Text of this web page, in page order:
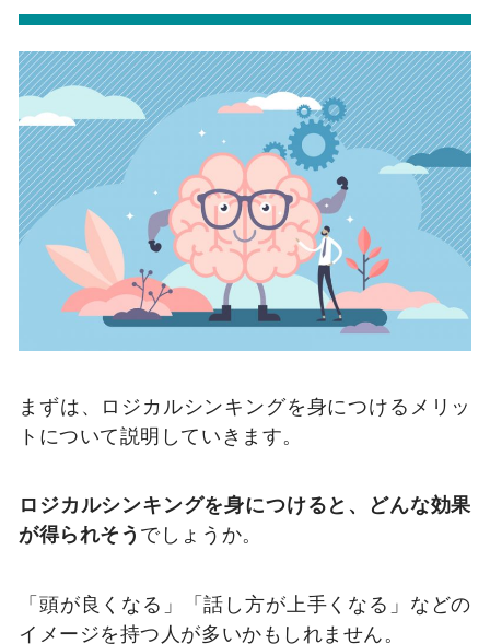
まずは、ロジカルシンキングを身につけるメリッ
トについて説明していきます。
ロジカルシンキングを身につけると、どんな効果
が得られそう でしょうか。
「頭が良くなる」「話し方が上手くなる」などの
イメージを持つ人が多いかもしれません。